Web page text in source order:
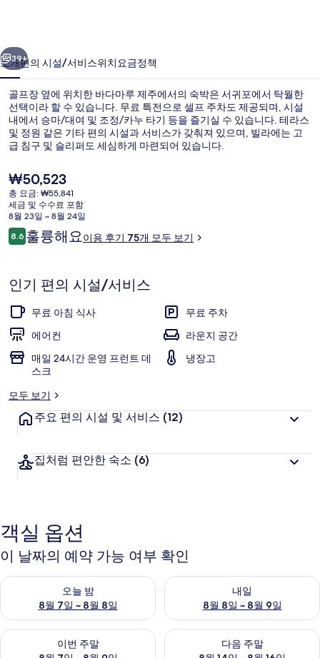
사
진
갤
러
리
39+
소개편의 시설/서비스위치요금정책
골프장 옆에 위치한 바다마루 제주에서의 숙박은 서귀포에서 탁월한
선택이라 할 수 있습니다. 무료 특전으로 셀프 주차도 제공되며, 시설
내에서 승마/대여 및 조정/카누 타기 등을 즐기실 수 있습니다. 테라스
및 정원 같은 기타 편의 시설과 서비스가 갖춰져 있으며, 빌라에는 고
급 침구 및 슬리퍼도 세심하게 마련되어 있습니다.
현
재
가
격
은
₩50,523
₩50,523
총 요금: ₩55,841
세금 및 수수료 포함
8월 23일 ~ 8월 24일
이
용
기
8.610점 만점 중 8.6점.
훌륭해요이용 후기 75개 모두 보기
인기 편의 시설/서비스
무료 아침 식사
무료 주차
에어컨
라운지 공간
매일 24시간 운영 프런트 데
스크
냉장고
모두 보기
주요 편의 시설 및 서비스 (12)
집처럼 편안한 숙소 (6)
객실 옵션
이 날짜의 예약 가능 여부 확인
오늘 밤
8월 7일 ~ 8월 8일
오늘 밤 예약 가능 여부 확인, 8월 7일 ~ 8월 8일
내일
8월 8일 ~ 8월 9일
내일 예약 가능 여부 확인, 8월
이번 주말
이번 주말 예약 가능 여부 확인, 8월 7일 ~ 8월 9일
다음 주말
다음 주말 예약 가능 여부 확인,